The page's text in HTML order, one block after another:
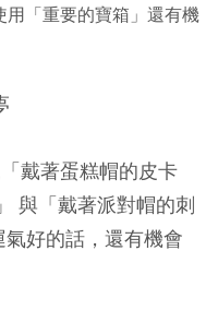
「重要的寶箱」還有機
戴著蛋糕帽的皮卡
與「戴著派對帽的刺
好的話，還有機會